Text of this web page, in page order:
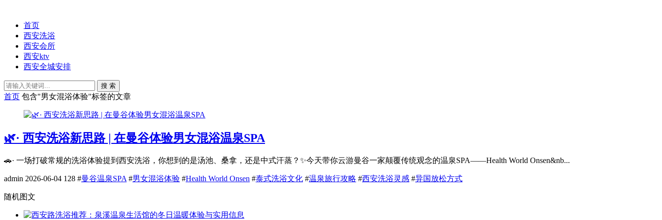
首页
西安洗浴
西安会所
西安ktv
西安全城安排
搜 索
首页 包含"男女混浴体验"标签的文章
🌿· 西安洗浴新思路 | 在曼谷体验男女混浴温泉SPA
🚗· 一场打破常规的洗浴体验提到西安洗浴，你想到的是汤池、桑拿，还是中式汗蒸？✨今天带你云游曼谷一家颠覆传统观念的温泉SPA——Health World Onsen&nb...
admin 2026-06-04 128 #曼谷温泉SPA #男女混浴体验 #Health World Onsen #泰式洗浴文化 #温泉旅行攻略 #西安洗浴灵感 #异国放松方式
随机图文